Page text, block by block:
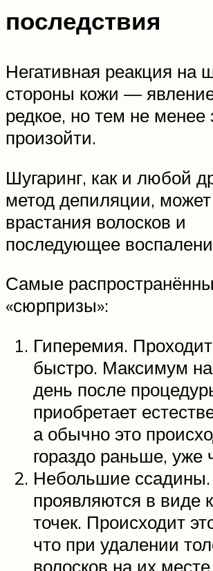
последствия
Негативная реакция на
стороны кожи —
редкое, но тем не менее
произойти.
Шугаринг, как и любой
метод депиляции,
врастания волосков и
последующее
Самые
«сюрпризы»:
Гиперемия.
быстро. Максимум
день после
приобретает
а обычно это
гораздо раньше, уже
Небольшие
проявляются в виде
точек. Происходит
что при удалении
волосков на их месте